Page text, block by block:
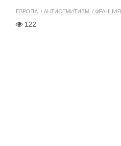
ЕВРОПА АНТИСЕМИТИЗМ ФРАНЦИЯ
122